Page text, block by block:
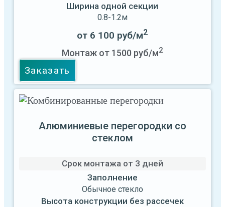
Ширина одной секции
0.8-1.2м
от 6 100 руб/м2
Монтаж от 1500 руб/м2
Заказать
Алюминиевые перегородки со
стеклом
Срок монтажа от 3 дней
Заполнение
Обычное стекло
Высота конструкции без рассечек